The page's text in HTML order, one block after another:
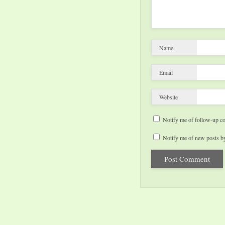
Name
Email
Website
Notify me of follow-up
Notify me of new posts